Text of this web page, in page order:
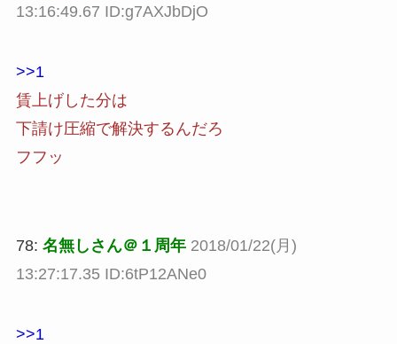
13:16:49.67 ID:g7AXJbDjO
>>1
賃上げした分は
下請け圧縮で解決するんだろ
フフッ
78: 名無しさん＠１周年 2018/01/22(月)
13:27:17.35 ID:6tP12ANe0
>>1